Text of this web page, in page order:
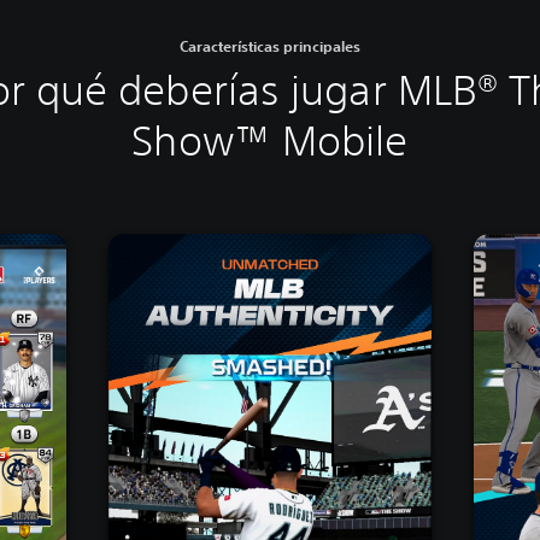
Características principales
qué deberías jugar MLB®
Show™ Mobile